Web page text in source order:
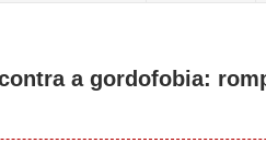
a gordofobia: